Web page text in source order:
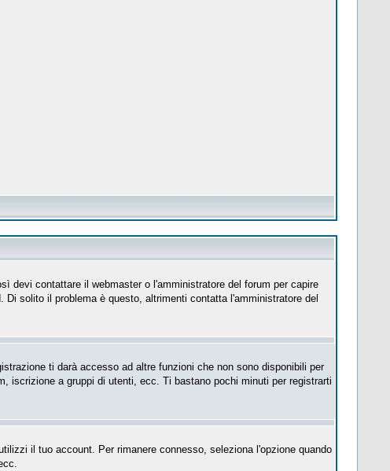
devi contattare il webmaster o l'amministratore del forum per capire
solito il problema è questo, altrimenti contatta l'amministratore del
ti darà accesso ad altre funzioni che non sono disponibili per
iscrizione a gruppi di utenti, ecc. Ti bastano pochi minuti per registrarti
il tuo account. Per rimanere connesso, seleziona l'opzione quando